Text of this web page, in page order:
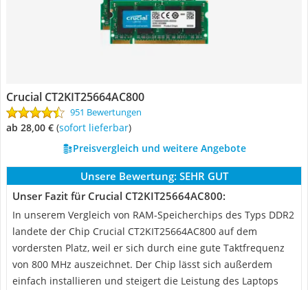
Crucial CT2KIT25664AC800
951 Bewertungen
ab 28,00 € ( Sofort lieferbar)
Preisvergleich und weitere Angebote
Unsere Bewertung: SEHR GUT
Unser Fazit für Crucial CT2KIT25664AC800:
In unserem Vergleich von RAM-Speicherchips des Typs DDR2
landete der Chip Crucial CT2KIT25664AC800 auf dem
vordersten Platz, weil er sich durch eine gute Taktfrequenz
von 800 MHz auszeichnet. Der Chip lässt sich außerdem
einfach installieren und steigert die Leistung des Laptops